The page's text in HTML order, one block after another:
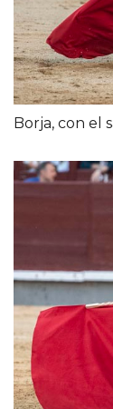
Borja, con el